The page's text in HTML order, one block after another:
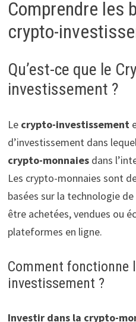
Comprendre les
crypto-
Qu’est-ce que le
investissement ?
Le crypto-investissement
d’investissement dans
crypto-monnaiesdans
Les crypto-monnaies sont
basées sur la technologie
être achetées, vendues ou
plateformes en ligne.
Comment fonctionne
investissement ?
Investir dans la crypto-